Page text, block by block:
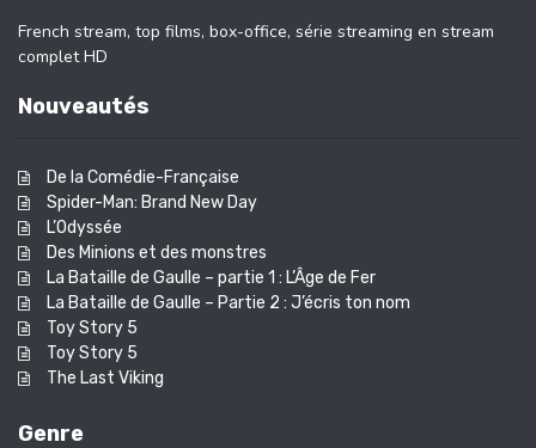
French stream, top films, box-office, série streaming en stream
complet HD
Nouveautés
De la Comédie-Française
Spider-Man: Brand New Day
L’Odyssée
Des Minions et des monstres
La Bataille de Gaulle – partie 1 : L’Âge de Fer
La Bataille de Gaulle – Partie 2 : J’écris ton nom
Toy Story 5
Toy Story 5
The Last Viking
Genre